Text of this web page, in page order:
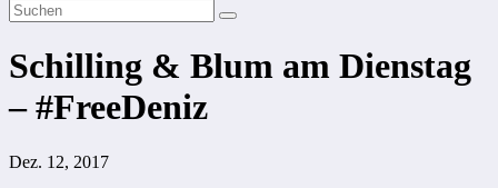
Schilling & Blum am Dienstag
– #FreeDeniz
Dez. 12, 2017